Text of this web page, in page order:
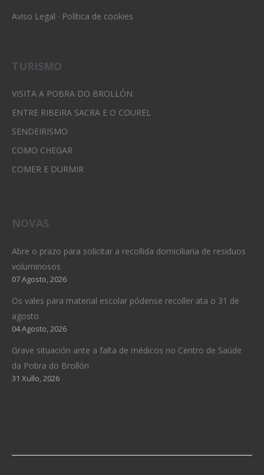
Aviso Legal · Política de cookies
TURISMO
VISITA A POBRA DO BROLLÓN
ENTRE RIBEIRA SACRA E O COUREL
SENDEIRISMO
COMO CHEGAR
COMER E DURMIR
NOVAS
Abre o prazo para solicitar a recollida domiciliaria de residuos
voluminosos
07 Agosto, 2026
Os vales para material escolar pódense recoller ata o 31 de
agosto
04 Agosto, 2026
Grave situación ante a falta de médicos no Centro de Saúde
da Pobra do Brollón
31 Xullo, 2026